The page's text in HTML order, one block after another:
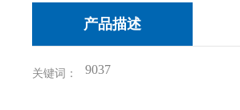
产品描述
关键词： 9037